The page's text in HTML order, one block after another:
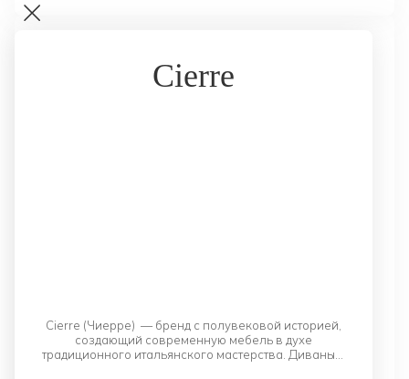
Cierre
Cierre (Чиерре) — бренд с полувековой историей,
создающий современную мебель в духе
традиционного итальянского мастерства. Диваны и